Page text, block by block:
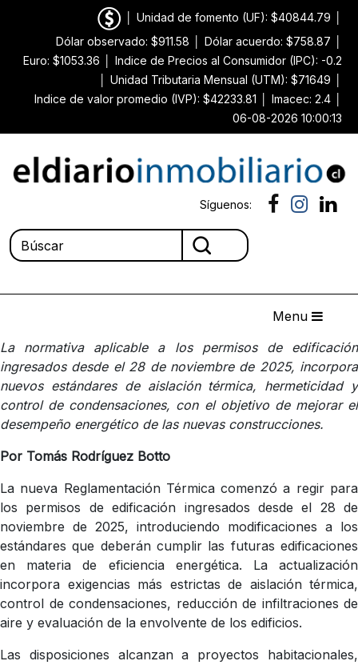
Unidad de fomento (UF): $40844.79
Dólar observado: $911.58
Dólar acuerdo: $758.87
Euro: $1053.36
Indice de Precios al Consumidor (IPC): -0.2
Unidad Tributaria Mensual (UTM): $71649
Indice de valor promedio (IVP): $42233.81
Imacec: 2.4
06-08-2026 10:00:13
Síguenos:
Menu
La normativa aplicable a los permisos de edificación
ingresados desde el 28 de noviembre de 2025, incorpora
nuevos estándares de aislación térmica, hermeticidad y
control de condensaciones, con el objetivo de mejorar el
desempeño energético de las nuevas construcciones.
Por Tomás Rodríguez Botto
La nueva Reglamentación Térmica comenzó a regir para
los permisos de edificación ingresados desde el 28 de
noviembre de 2025, introduciendo modificaciones a los
estándares que deberán cumplir las futuras edificaciones
en materia de eficiencia energética. La actualización
incorpora exigencias más estrictas de aislación térmica,
control de condensaciones, reducción de infiltraciones de
aire y evaluación de la envolvente de los edificios.
Las disposiciones alcanzan a proyectos habitacionales,